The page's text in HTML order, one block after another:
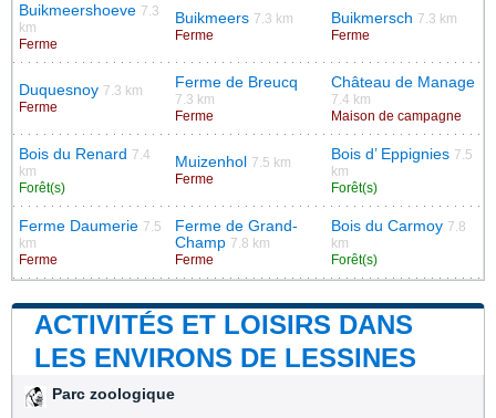
Buikmeershoeve 7.3
km
Ferme
Buikmeers 7.3 km
Ferme
Buikmersch 7.3 km
Ferme
Duquesnoy 7.3 km
Ferme
Ferme de Breucq
7.3 km
Ferme
Château de Manage
7.4 km
Maison de campagne
Bois du Renard 7.4
km
Forêt(s)
Muizenhol 7.5 km
Ferme
Bois d’ Eppignies 7.5
km
Forêt(s)
Ferme Daumerie 7.5
km
Ferme
Ferme de Grand-
Champ 7.8 km
Ferme
Bois du Carmoy 7.8
km
Forêt(s)
ACTIVITÉS ET LOISIRS DANS
LES ENVIRONS DE LESSINES
Parc zoologique